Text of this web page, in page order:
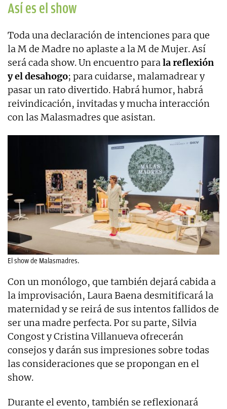
Así es el show
Toda una declaración de intenciones para que
la M de Madre no aplaste a la M de Mujer. Así
será cada show. Un encuentro parala reflexión
y el desahogo; para cuidarse, malamadrear y
pasar un rato divertido. Habrá humor, habrá
reivindicación, invitadas y mucha interacción
con las Malasmadres que asistan.
El show de Malasmadres.
Con un monólogo, que también dejará cabida a
la improvisación, Laura Baena desmitificará la
maternidad y se reirá de sus intentos fallidos de
ser una madre perfecta. Por su parte, Silvia
Congost y Cristina Villanueva ofrecerán
consejos y darán sus impresiones sobre todas
las consideraciones que se propongan en el
show.
Durante el evento, también se reflexionará